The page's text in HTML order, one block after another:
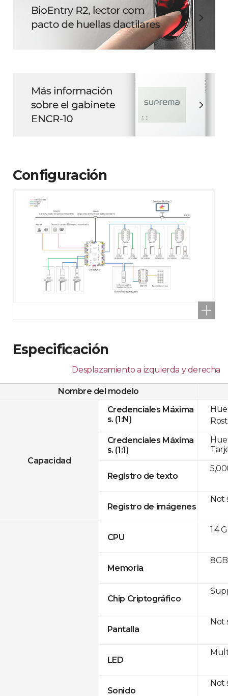
Configuración
Especificación
Desplazamiento a izquierda y derecha
Nombre del modelo
Capacidad
Credenciales Máxima
s. (1:N)
Credenciales Máxima
s. (1:1)
Registro de texto
Registro de imágenes
CPU
Memoria
Chip Criptográfico
Pantalla
LED
Sonido
Not
1.4
Not
Not